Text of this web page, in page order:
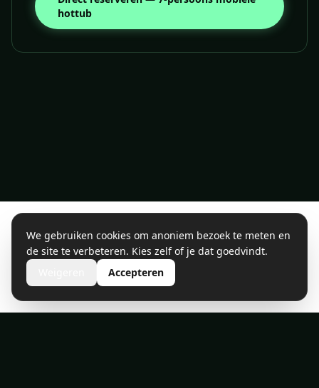
hottub
We gebruiken cookies om anoniem bezoek te meten en
de site te verbeteren. Kies zelf of je dat goedvindt.
Accepteren